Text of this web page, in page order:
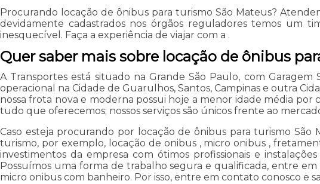
Procurando locação de ônibus para turismo São Mateus?
devidamente cadastrados nos órgãos reguladores temos um
inesquecível. Faça a experiência de viajar com a .
Quer saber mais sobre locação de ônibus
A Transportes está situado na Grande São Paulo, com
operacional na Cidade de Guarulhos, Santos, Campinas e outra
nossa frota nova e moderna possui hoje a menor idade média
tudo que oferecemos; nossos serviços são únicos frente ao
Caso esteja procurando por locação de ônibus para turismo
turismo, por exemplo, locação de onibus , micro onibus ,
investimentos da empresa com ótimos profissionais e
Possuímos uma forma de trabalho segura e qualificada, entre
micro onibus com banheiro. Por isso, entre em contato conosco e